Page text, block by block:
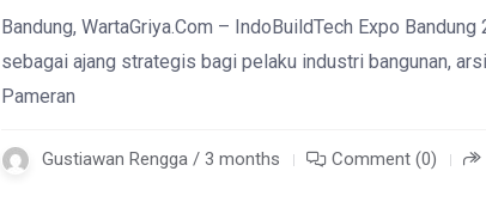
Bandung, WartaGriya.Com – IndoBuildTech Expo
sebagai ajang strategis bagi pelaku industri bangunan,
Pameran
Gustiawan Rengga / 3 months Comment (0)